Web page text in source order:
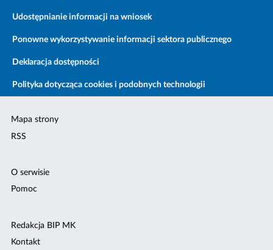
Udostępnianie informacji na wniosek
Ponowne wykorzystywanie informacji sektora publicznego
Deklaracja dostępności
Polityka dotycząca cookies i podobnych technologii
Mapa strony
RSS
O serwisie
Pomoc
Redakcja BIP MK
Kontakt